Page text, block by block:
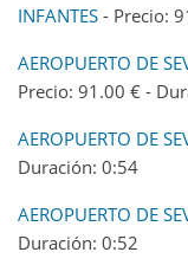
INFANTES - Precio:
AEROPUERTO DE
Precio: 91.00 € -
AEROPUERTO DE
Duración: 0:54
AEROPUERTO DE
Duración: 0:52